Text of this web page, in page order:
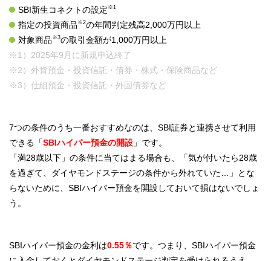
SBI新生コネクトの設定 ※1
指定の投資商品 ※2の年間判定残高2,000万円以上
対象商品 ※3の取引金額が1,000万円以上
※1）2025年9月に新規申込終了
※2）外貨預金・投資信託・債券・株式・保険商品など
※3）仕組預金・投資信託・外国債券など
7つの条件のうち一番おすすめなのは、SBI証券と連携させて利用
できる「SBIハイパー預金の開設 」です。
「満28歳以下」の条件に当てはまる場合も、「気が付いたら28歳
を過ぎて、ダイヤモンドステージの条件から外れていた…」とな
らないために、SBIハイパー預金を開設しておいて損はないでしょ
う。
SBIハイパー預金の金利は0.55％です。つまり、SBIハイパー預金